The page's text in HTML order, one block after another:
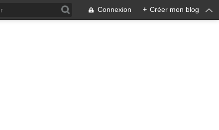
Connexion + Créer mon blog